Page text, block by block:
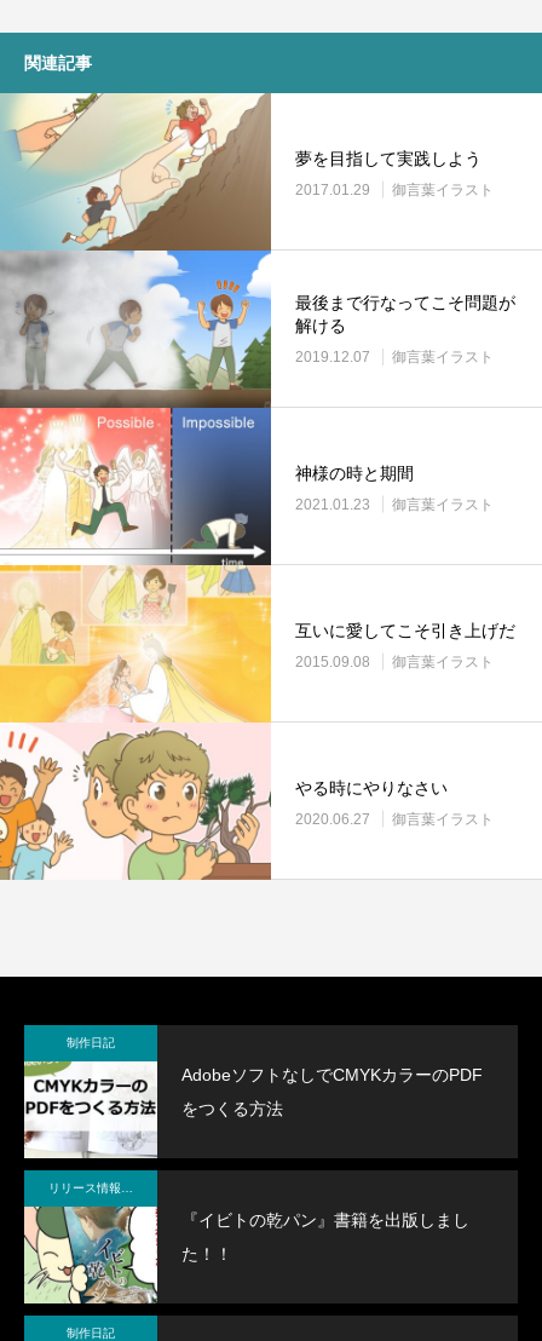
関連記事
夢を目指して実践しよう
2017.01.29 御言葉イラスト
最後まで行なってこそ問題が
解ける
2019.12.07 御言葉イラスト
神様の時と期間
2021.01.23 御言葉イラスト
互いに愛してこそ引き上げだ
2015.09.08 御言葉イラスト
やる時にやりなさい
2020.06.27 御言葉イラスト
制作日記
AdobeソフトなしでCMYKカラーのPDF
をつくる方法
『イビトの乾パン』書籍を出版しまし
た！！
制作日記